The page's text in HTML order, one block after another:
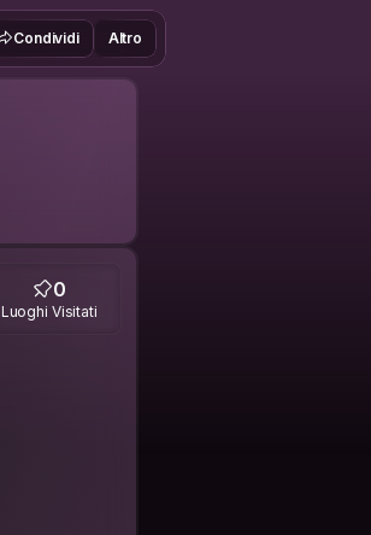
Condividi Altro
0
Luoghi Visitati